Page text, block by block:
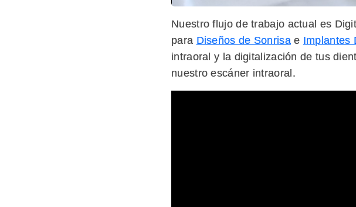
Nuestro flujo de trabajo actual es
para Diseños de Sonrisae Implantes
intraoral y la digitalización de tus
nuestro escáner intraoral.